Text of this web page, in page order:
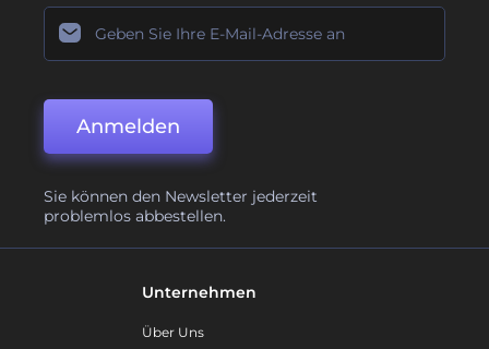
Anmelden
Sie können den Newsletter jederzeit
problemlos abbestellen.
Unternehmen
Über Uns